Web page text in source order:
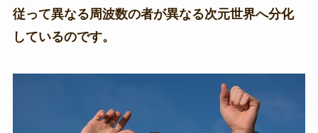
従って異なる周波数の者が異なる次元世界へ分化
しているのです。